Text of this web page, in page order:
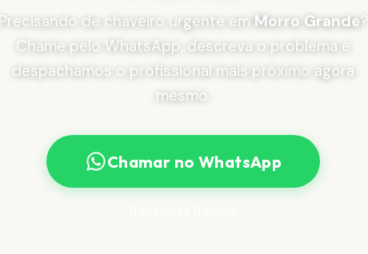
Precisando de chaveiro urgente em Morro Grande?
Chame pelo WhatsApp, descreva o problema e
despachamos o profissional mais próximo agora
mesmo.
Chamar no WhatsApp